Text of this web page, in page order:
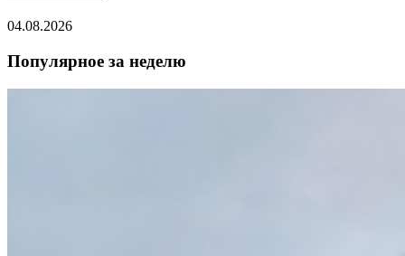
04.08.2026
Популярное за неделю